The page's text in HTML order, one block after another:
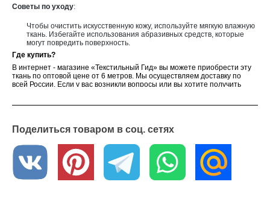
Советы по уходу:
Чтобы очистить искусственную кожу, используйте мягкую влажную
ткань. Избегайте использования абразивных средств, которые
могут повредить поверхность.
Где купить?
В интернет - магазине «Текстильный Гид» вы можете приобрести эту
ткань по оптовой цене от 6 метров. Мы осуществляем доставку по
всей России. Если у вас возникли вопросы или вы хотите получить
Поделиться товаром в соц. сетях